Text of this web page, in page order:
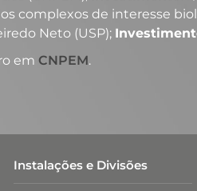
complexos de interesse
Neto (USP);
em CNPEM.
Instalações e Divisões